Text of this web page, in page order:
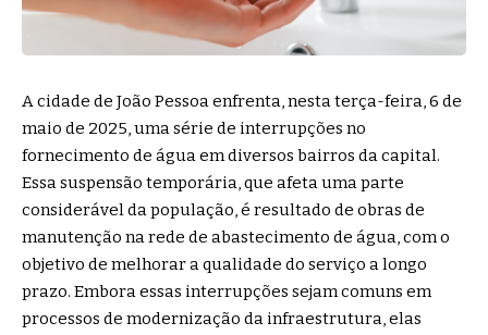
A cidade de João Pessoa enfrenta, nesta terça-feira, 6 de
maio de 2025, uma série de interrupções no
fornecimento de água em diversos bairros da capital.
Essa suspensão temporária, que afeta uma parte
considerável da população, é resultado de obras de
manutenção na rede de abastecimento de água, com o
objetivo de melhorar a qualidade do serviço a longo
prazo. Embora essas interrupções sejam comuns em
processos de modernização da infraestrutura, elas